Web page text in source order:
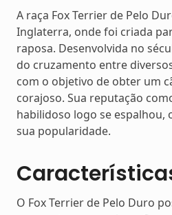
A raça Fox Terrier de Pelo
Inglaterra, onde foi criada
raposa. Desenvolvida no
do cruzamento entre
com o objetivo de obter um
corajoso. Sua reputação
habilidoso logo se espalhou,
sua popularidade.
O Fox Terrier de Pelo Duro